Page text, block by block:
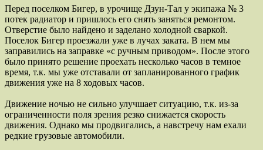
Перед поселком Бигер, в урочище Дзун-Тал у экипажа № 3
потек радиатор и пришлось его снять заняться ремонтом.
Отверстие было найдено и заделано холодной сваркой.
Поселок Бигер проезжали уже в лучах заката. В нем мы
заправились на заправке «с ручным приводом». После этого
было принято решение проехать несколько часов в темное
время, т.к. мы уже отставали от запланированного график
движения уже на 8 ходовых часов.
Движение ночью не сильно улучшает ситуацию, т.к. из-за
ограниченности поля зрения резко снижается скорость
движения. Однако мы продвигались, а навстречу нам ехали
редкие грузовые автомобили.